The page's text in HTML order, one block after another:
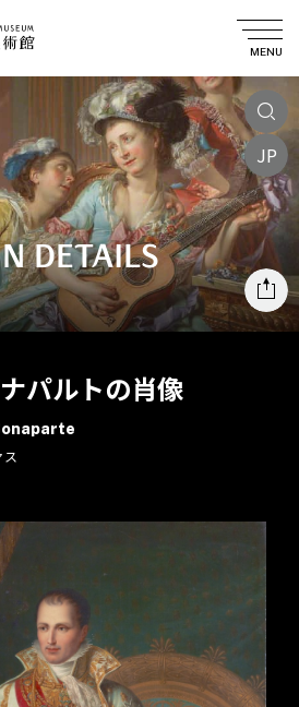
MENU
JP
DETAILS
パルトの肖像